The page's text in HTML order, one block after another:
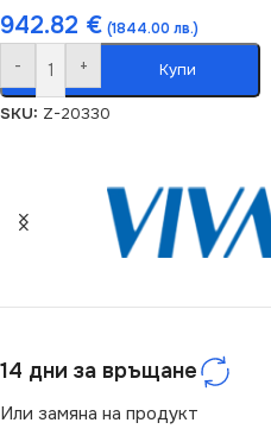
942.82 € (1844.00 лв.)
- + Купи
SKU: Z-20330
14 дни за връщане
Или замяна на продукт